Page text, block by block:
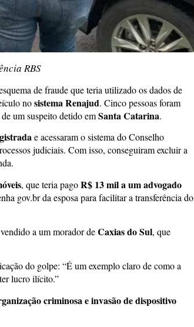
RBS
de fraude que teria utilizado os dados de
nosistema Renajud. Cinco pessoas foram
um suspeito detido emSanta Catarina.
e acessaram o sistema do Conselho
judiciais. Com isso, conseguiram excluir a
, que teria pagoR$ 13 mil a um advogado
gov.br da esposa para facilitar a transferência do
a um morador deCaxias do Sul, que
do golpe: “É um exemplo claro de como a
lucro ilícito.”
criminosa e invasão de dispositivo